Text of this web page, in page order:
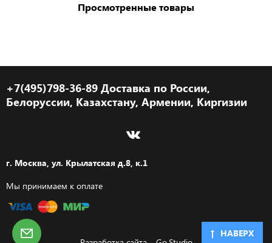
Просмотренные товары
+7(495)798-36-89 Доставка по России,
Белоруссии, Казахстану, Армении, Киргизии
г. Москва, ул. Крылатская д.8, к.1
Мы принимаем к оплате
НАВЕРХ